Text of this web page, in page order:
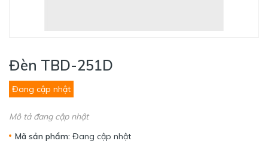
Đèn TBD-251D
Đang cập nhật
Mô tả đang cập nhật
Mã sản phẩm: Đang cập nhật